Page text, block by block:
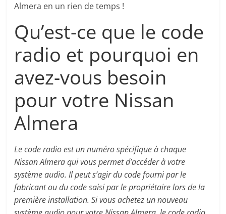
Almera en un rien de temps !
Qu’est-ce que le code
radio et pourquoi en
avez-vous besoin
pour votre Nissan
Almera
Le code radio est un numéro spécifique à chaque
Nissan Almera qui vous permet d’accéder à votre
système audio. Il peut s’agir du code fourni par le
fabricant ou du code saisi par le propriétaire lors de la
première installation. Si vous achetez un nouveau